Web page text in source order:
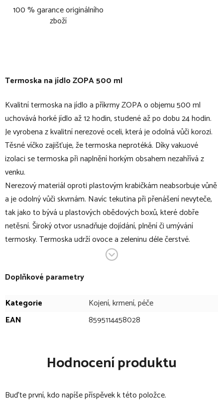
100 % garance originálního
zboží
Termoska na jídlo ZOPA 500 ml
Kvalitní termoska na jídlo a příkrmy ZOPA o objemu 500 ml
uchovává horké jídlo až 12 hodin, studené až po dobu 24 hodin.
Je vyrobena z kvalitní nerezové oceli, která je odolná vůči korozi.
Těsné víčko zajišťuje, že termoska neprotéká. Díky vakuové
izolaci se termoska při naplnění horkým obsahem nezahřívá z
venku.
Nerezový materiál oproti plastovým krabičkám neabsorbuje vůně
a je odolný vůči skvrnám. Navíc tekutina při přenášení nevyteče,
tak jako to bývá u plastových obědových boxů, které dobře
netěsní. Široký otvor usnadňuje dojídání, plnění či umývání
termosky. Termoska udrží ovoce a zeleninu déle čerstvé.
Používáním termosek na tekutiny pomáháte redukovat spotřebu
termoska na jídlo a příkrmy
nerezový materiál který neabsorbuje vůně a je odolný vůči
skvrnám
velký otvor
Doplňkové parametry
Kategorie
Kojení, krmení, péče
EAN
8595114458028
Hodnocení produktu
Buďte první, kdo napíše příspěvek k této položce.